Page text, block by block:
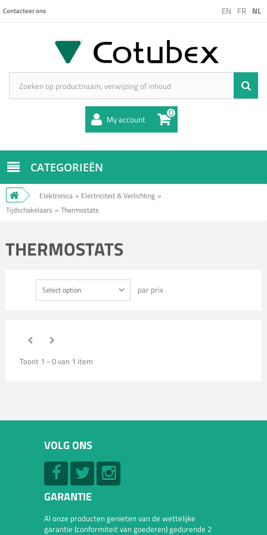
EN FR NL
Contacteer ons
My account 0
CATEGORIEËN
Elektronica » Electriciteit & Verlichting »
Tijdschakelaars » Thermostats
THERMOSTATS
Select option par prix
Toont 1 - 0 van 1 item
VOLG ONS
GARANTIE
Al onze producten genieten van de wettelijke
garantie (conformiteit van goederen) gedurende 2